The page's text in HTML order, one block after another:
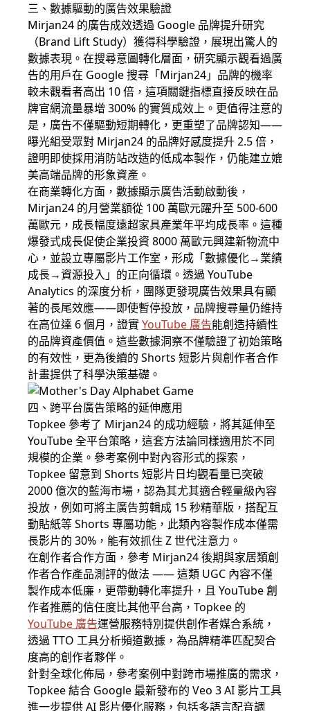
三、數據驅動的廣告效果驗證
Mirjan24 的廣告成效透過 Google 品牌提升研究
（Brand Lift Study）獲得科學驗證，展現出驚人的
數據表現。在搜尋意圖轉化層面，研究顯示觀看過廣
告的用戶在 Google 搜尋「Mirjan24」品牌的機率
較未觀看者高出 10 倍，這項關鍵指標直接反映在品
牌官網流量暴增 300% 的實質成效上。更值得注意的
是，廣告不僅驅動短期轉化，更重塑了品牌認知——
曝光組受眾對 Mirjan24 的品牌好感度提升 2.5 倍，
證明即使採用消防站改造的低成本製作，仍能建立媲
美高端品牌的形象資產。
在商業轉化方面，數據顯示廣告活動啟動後，
Mirjan24 的月營業額從 100 萬歐元躍升至 500-600
萬歐元，成長幅度遠超家具產業年平均成長率。這種
爆發式成長促使企業投資 8000 萬歐元興建新物流中
心，並設立專屬影片工作室，形成「數據優化→業績
成長→資源投入」的正向循環。透過 YouTube
Analytics 的深度分析，團隊更發現廣告效果具有顯
著的長尾效應——即使暫停投放，品牌搜尋量仍維持
在高位達 6 個月，證實YouTube 廣告能創造持續性
的品牌資產價值。這些數據洞察不僅驗證了初始策略
的有效性，更為後續的 Shorts 短影片與創作者合作
計畫提供了科學決策基礎。
四、跨平台廣告策略的延伸應用
Topkee 參考了 Mirjan24 的成功經驗，將其延伸至
YouTube 全平台策略，這套方法論同樣適用於不同
規模的企業。參考案例中對內容形式的探索，
Topkee 留意到 Shorts 短影片日均觀看量已突破
2000 億次的藍海市場，認為其尤其適合輕量級內容
投放，例如可將主廣告剪輯成 15 秒精華版，搭配互
動貼紙等 Shorts 專屬功能，此類內容製作成本僅需
長影片的 30%，能有效抓住 Z 世代注意力。
在創作者合作方面，參考 Mirjan24 後期與家居類創
作者合作產品測評的做法 —— 這類 UGC 內容不僅
製作成本低廉，更帶動轉化率提升，且 YouTube 創
作者推薦的信任度比其他平台高，Topkee 的
YouTube 廣告運營服務特別提供創作者媒合系統，
透過 TTO 工具分析頻道數據，為品牌精準匹配契合
度高的創作者夥伴。
針對全球化佈局，參考案例中對跨市場推廣的需求，
Topkee 結合 Google 最新發布的 Veo 3 AI 影片工具
進一步提供 AI 影片優化服務，包括多語言配音調